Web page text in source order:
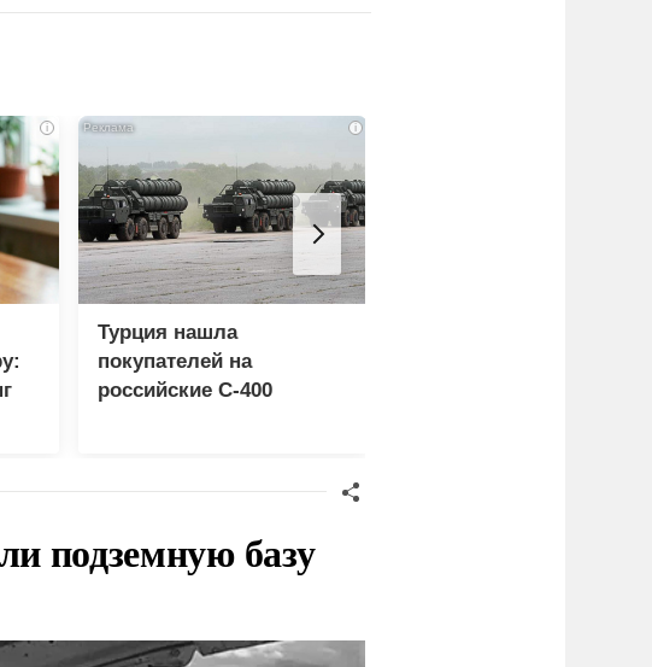
i i
Турция нашла
покупателей на
российские C-400
подземную базу